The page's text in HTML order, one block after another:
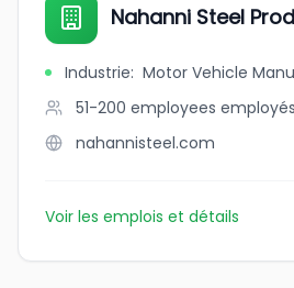
Nahanni Steel
Industrie: Motor Vehicle
51-200 employees employés
nahannisteel.com
Voir les emplois et détails